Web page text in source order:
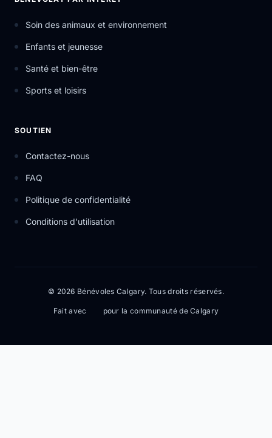
Soin des animaux et environnement
Enfants et jeunesse
Santé et bien-être
Sports et loisirs
SOUTIEN
Contactez-nous
FAQ
Politique de confidentialité
Conditions d'utilisation
© 2026 Bénévoles Calgary. Tous droits réservés.
Fait avec pour la communauté de Calgary